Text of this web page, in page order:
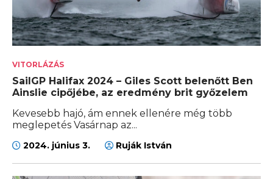
VITORLÁZÁS
SailGP Halifax 2024 – Giles Scott belenőtt Ben
Ainslie cipőjébe, az eredmény brit győzelem
Kevesebb hajó, ám ennek ellenére még több
meglepetés Vasárnap az...
2024. június 3. Ruják István